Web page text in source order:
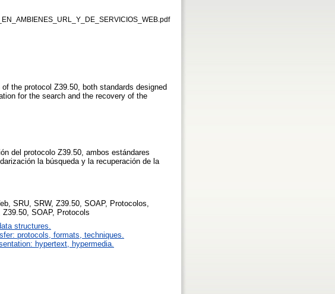
the protocol Z39.50, both standards designed
for the search and the recovery of the
del protocolo Z39.50, ambos estándares
la búsqueda y la recuperación de la
SRU, SRW, Z39.50, SOAP, Protocolos,
SOAP, Protocols
structures.
protocols, formats, techniques.
hypertext, hypermedia.